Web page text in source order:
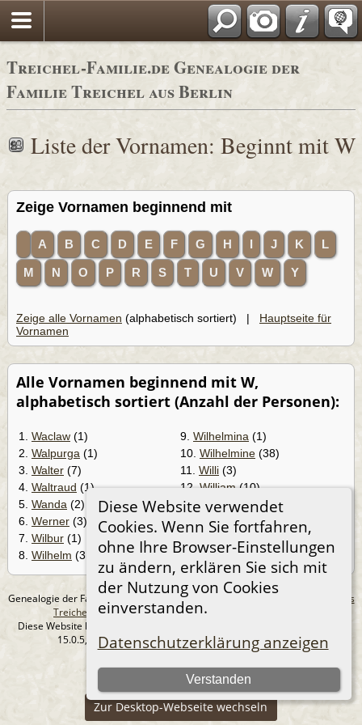
Adressbücher
Treichel-Familie.de Genealogie der
Familie Treichel aus Berlin
Diese Website verwendet
Cookies. Wenn Sie fortfahren,
ohne Ihre Browser-Einstellungen
zu ändern, erklären Sie sich mit
der Nutzung von Cookies
einverstanden.
Datenschutzerklärung anzeigen
Verstanden
Liste der Vornamen: Beginnt mit W
Zeige Vornamen beginnend mit
A B C D E F G H J K L
M N O P R S T U V W Y
Zeige alle Vornamen (alphabetisch sortiert) | Hauptseite für
Vornamen
Alle Vornamen beginnend mit W,
alphabetisch sortiert (Anzahl der Personen):
1. Waclaw (1)
2. Walpurga (1)
3. Walter (7)
4. Waltraud (1)
5. Wanda (2)
6. Werner (3)
7. Wilbur (1)
8. Wilhelm (31)
9. Wilhelmina (1)
10. Wilhelmine (38)
11. Willi (3)
12.William(10)
13.Willliam(1)
Willy
(1)
16.Wolfgang(5)
Genealogie der Familie Treichel aus Berlin. - erstellt und betreut von
Andreas
Treichel
Copyright © 2014-2026 Alle Rechte vorbehalten.
Diese Website läuft mit
15.0.5, programmiert von Darrin Lythgoe © 2001-2026.
Datenschutzerklärung
--- Self-Hosted at home ---
Zur Desktop-Webseite wechseln